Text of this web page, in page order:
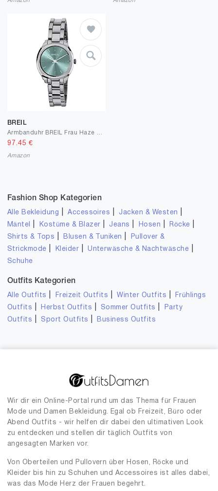
BREIL
97.45 €
Amazon
Fashion Shop Kategorien
Alle Bekleidung |Accessoires Jacken & Westen
Mäntel Kostüme & Blazer Jeans Hosen Röcke
Shirts & Tops Blusen & Tuniken
Pullover &
Strickmode
Kleider |Unterwäsche & Nachtwäsche
Schuhe
Outfits Kategorien
Alle Outfits Freizeit Outfits |Winter Outfits
Frühlings
Outfits
Herbst Outfits Sommer Outfits
Party
Outfits
Sport Outfits Business Outfits
Wir dir ein Online-Portal rund um das Thema für Frauen
Mode und Damen Bekleidung. Egal ob Freizeit, Büro oder
Abend Outfits - wir helfen dir dabei den ultimativen Look
zu entdecken und stellen dir täglich Outfits von
angesagten Marken vor.
Von Oberteilen und Pullovern über Hosen, Röcke und
Kleider bis hin zu Schuhen und Accessoires ist alles dabei,
was das Mode Herz der Frauen begehrt.